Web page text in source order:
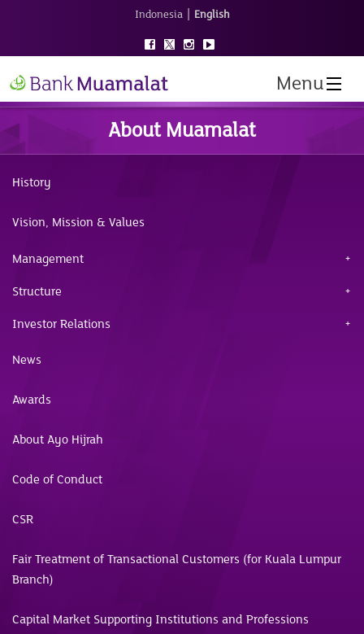
Indonesia | English
Menu
About Muamalat
History
Vision, Mission & Values
Management
Structure
Investor Relations
News
Awards
About Ayo Hijrah
Code of Conduct
CSR
Fair Treatment of Transactional Customers (for Kuala Lumpur
Branch)
Capital Market Supporting Institutions and Professions